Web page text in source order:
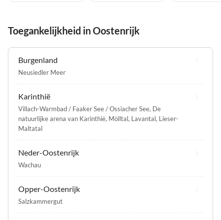
Toegankelijkheid in Oostenrijk
Burgenland
Neusiedler Meer
Karinthië
Villach-Warmbad / Faaker See / Ossiacher See, De
natuurlijke arena van Karinthië, Mölltal, Lavantal, Lieser-
Maltatal
Neder-Oostenrijk
Wachau
Opper-Oostenrijk
Salzkammergut